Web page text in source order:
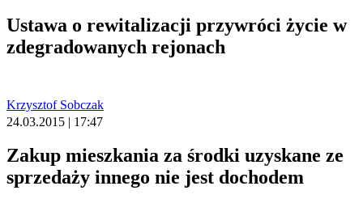
Ustawa o rewitalizacji przywróci życie w
zdegradowanych rejonach
Krzysztof Sobczak
24.03.2015 | 17:47
Zakup mieszkania za środki uzyskane ze
sprzedaży innego nie jest dochodem